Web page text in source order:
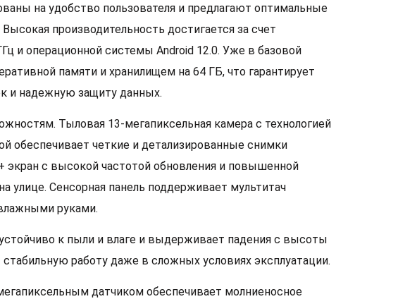
на удобство пользователя и предлагают оптимальные
производительность достигается за счет
и операционной системы Android 12.0. Уже в базовой
памяти и хранилищем на 64 ГБ, что гарантирует
и надежную защиту данных.
Тыловая 13-мегапиксельная камера с технологией
обеспечивает четкие и детализированные снимки
с высокой частотой обновления и повышенной
улице. Сенсорная панель поддерживает мультитач
руками.
к пыли и влаге и выдерживает падения с высоты
работу даже в сложных условиях эксплуатации.
датчиком обеспечивает молниеносное